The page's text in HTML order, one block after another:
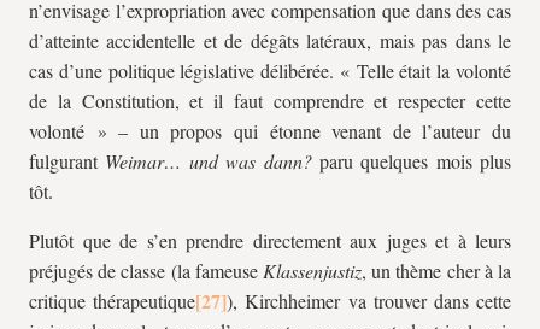
n’envisage l’expropriation avec compensation que dans des cas
d’atteinte accidentelle et de dégâts latéraux, mais pas dans le
cas d’une politique législative délibérée. « Telle était la volonté
de la Constitution, et il faut comprendre et respecter cette
volonté » – un propos qui étonne venant de l’auteur du
fulgurant Weimar… und was dann?paru quelques mois plus
tôt.
Plutôt que de s’en prendre directement aux juges et à leurs
préjugés de classe (la fameuse Klassenjustiz, un thème cher à la
critique thérapeutique
), Kirchheimer va trouver dans cette